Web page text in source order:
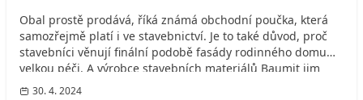
Obal prostě prodává, říká známá obchodní poučka, která
samozřejmě platí i ve stavebnictví. Je to také důvod, proč
stavebníci věnují finální podobě fasády rodinného domu
velkou péči. A výrobce stavebních materiálů Baumit jim
nabídkou svých prémiových omítek volbu značně ulehčuje.
30. 4. 2024